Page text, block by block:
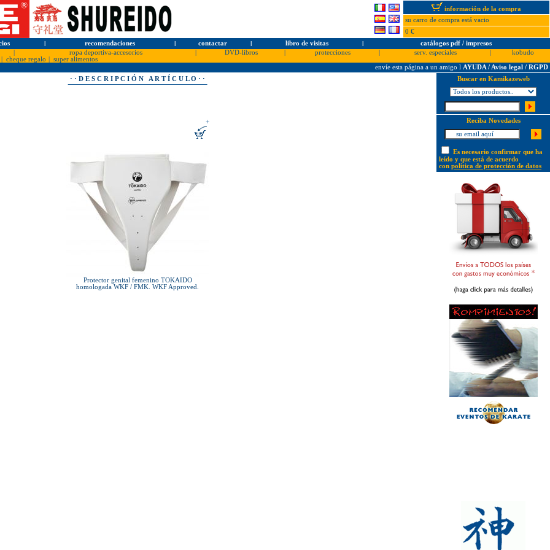
información de la compra
su carro de compra está vacio
0 €
l recomendaciones l contactar l libro de visitas l
catálogos pdf / impresos
ropa deportiva-accesorios DVD-libros protecciones serv. especiales
kobudo
cheque regalo
super alimentos
envíe esta página a un amigo l AYUDA / Aviso legal / RGPD
· · D E S C R I P C I Ó N A R T Í C U L O · ·
+
Protector genital femenino TOKAIDO
homologada WKF / FMK. WKF Approved.
Buscar en Kamikazeweb
Reciba Novedades
Es necesario confirmar que ha
leído y que está de acuerdo
con política de protección de datos